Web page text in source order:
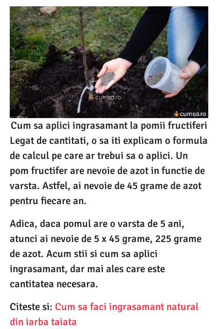
Cum sa aplici ingrasamant la pomii fructiferi
Legat de cantitati, o sa iti explicam o formula
de calcul pe care ar trebui sa o aplici. Un
pom fructifer are nevoie de azot in functie de
varsta. Astfel, ai nevoie de 45 grame de azot
pentru fiecare an.
Adica, daca pomul are o varsta de 5 ani,
atunci ai nevoie de 5 x 45 grame, 225 grame
de azot. Acum stii si cum sa aplici
ingrasamant, dar mai ales care este
cantitatea necesara.
Citeste si: Cum sa faci ingrasamant natural
din iarba taiata